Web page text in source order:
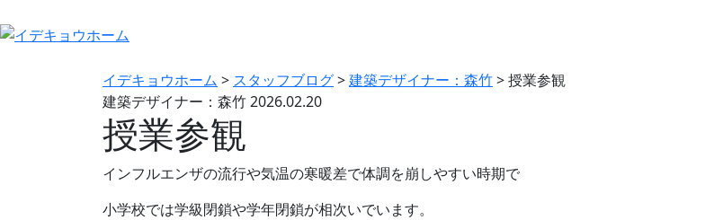
イデキョウホーム > スタッフブログ>建築デザイナー：森竹>授業参観
建築デザイナー：森竹2026.02.20
授業参観
インフルエンザの流行や気温の寒暖差で体調を崩しやすい時期で
小学校では学級閉鎖や学年閉鎖が相次いでいます。